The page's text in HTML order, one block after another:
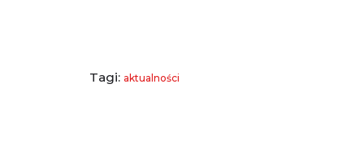
Tagi: aktualności